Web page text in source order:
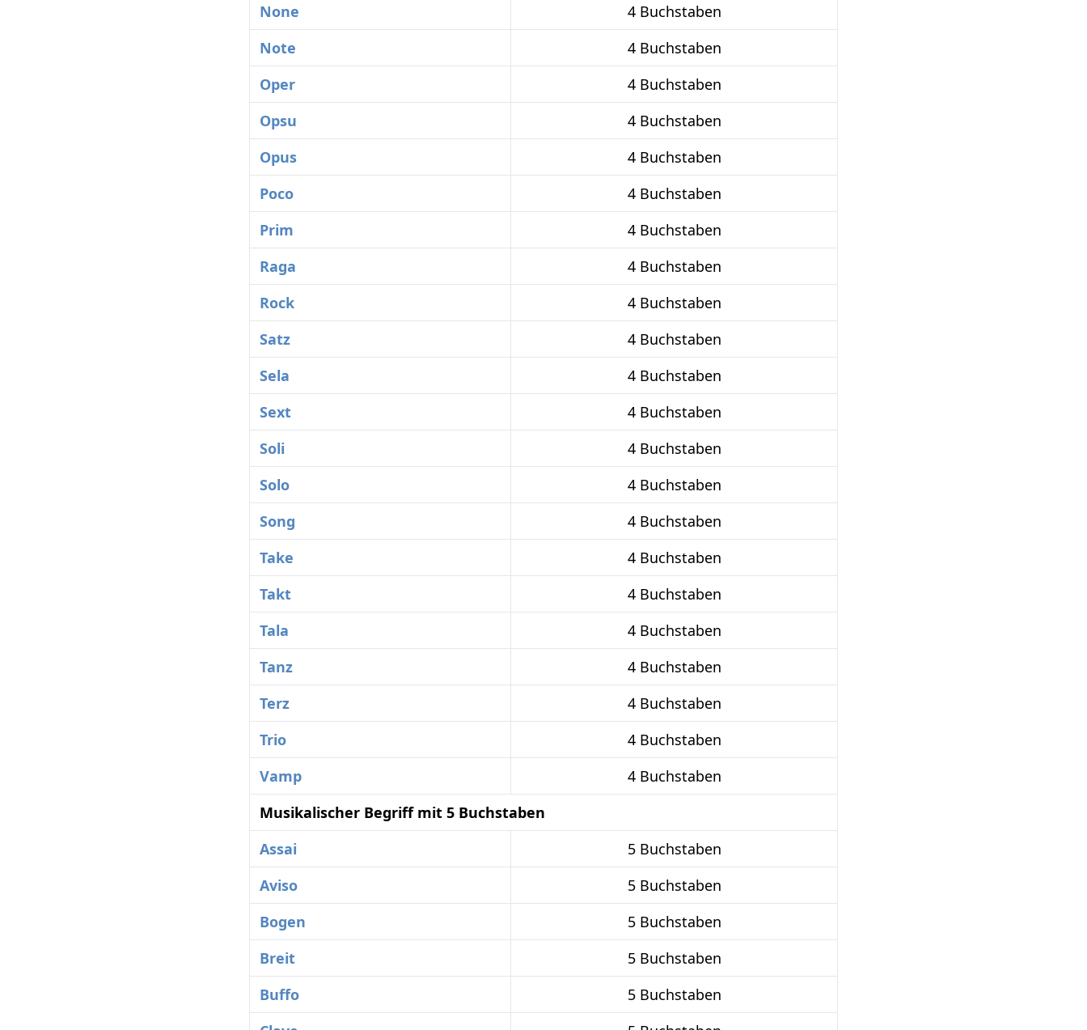
None
4 Buchstaben
Note
4 Buchstaben
Oper
4 Buchstaben
Opsu
4 Buchstaben
Opus
4 Buchstaben
Poco
4 Buchstaben
Prim
4 Buchstaben
Raga
4 Buchstaben
Rock
4 Buchstaben
Satz
4 Buchstaben
Sela
4 Buchstaben
Sext
4 Buchstaben
Soli
4 Buchstaben
Solo
4 Buchstaben
Song
4 Buchstaben
Take
4 Buchstaben
Takt
4 Buchstaben
Tala
4 Buchstaben
Tanz
4 Buchstaben
Terz
4 Buchstaben
Trio
4 Buchstaben
Vamp
4 Buchstaben
Musikalischer Begriff mit 5 Buchstaben
Assai
5 Buchstaben
Aviso
5 Buchstaben
Bogen
5 Buchstaben
Breit
5 Buchstaben
Buffo
5 Buchstaben